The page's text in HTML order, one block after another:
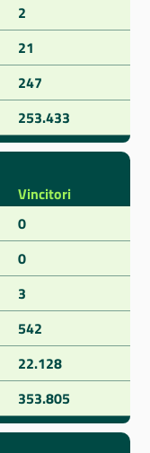
2
21
247
253.433
Vincitori
0
0
3
542
22.128
353.805